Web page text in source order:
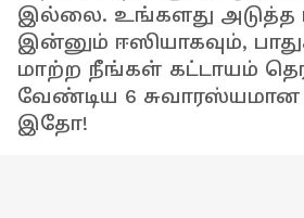
இல்லை. உங்களது
இன்னும் ஈஸியாகவும்,
மாற்ற நீங்கள் கட்டாயம்
வேண்டிய 6
இதோ!